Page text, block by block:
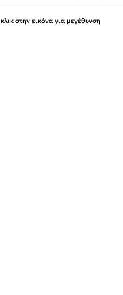
κλικ στην εικόνα για μεγέθυνση